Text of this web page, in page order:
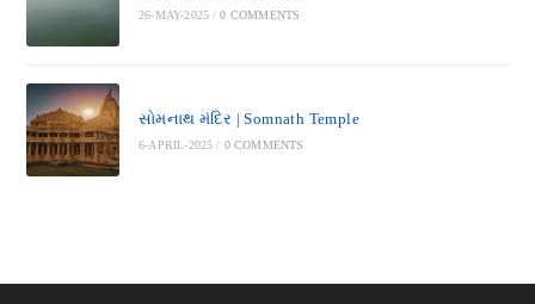
26-MAY-2025 / 0 COMMENTS
સોમનાથ મંદિર | Somnath Temple
6-APRIL-2025 / 0 COMMENTS